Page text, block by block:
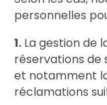
personnelles
1. La gestion de la relation clients (dans le cadre de
réservations de
et notamment
réclamations